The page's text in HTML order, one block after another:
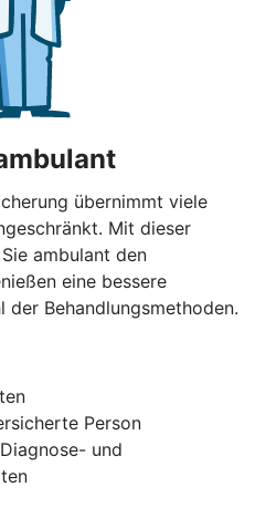
übernimmt viele
Mit dieser
ambulant den
eine bessere
Behandlungsmethoden.
Person
und